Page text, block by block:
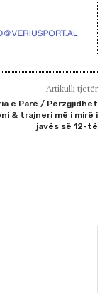
Artikulli tjetër
e Parë / Përzgjidhet
& trajneri më i mirë i
javës së 12-të